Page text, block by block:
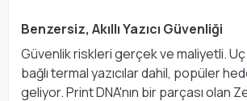
Benzersiz, Akıllı Yazıcı Güvenliği
Güvenlik riskleri gerçek ve maliyetli.
bağlı termal yazıcılar dahil, popüler
geliyor. Print DNA'nın bir parçası olan